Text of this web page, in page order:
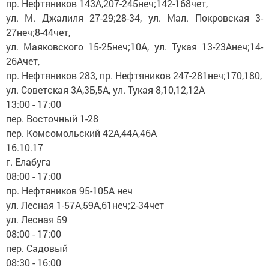
пр. Нефтяников 143А,207-245неч;142-168чет,
ул. М. Джалиля 27-29;28-34, ул. Мал. Покровская 3-
27неч;8-44чет,
ул. Маяковского 15-25неч;10А, ул. Тукая 13-23Анеч;14-
26Ачет,
пр. Нефтяников 283, пр. Нефтяников 247-281неч;170,180,
ул. Советская 3А,3Б,5А, ул. Тукая 8,10,12,12А
13:00 - 17:00
пер. Восточный 1-28
пер. Комсомольский 42А,44А,46А
16.10.17
г. Елабуга
08:00 - 17:00
пр. Нефтяников 95-105А неч
ул. Лесная 1-57А,59А,61неч;2-34чет
ул. Лесная 59
08:00 - 17:00
пер. Садовый
08:30 - 16:00